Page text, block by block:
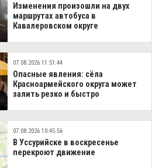
Изменения произошли на двух
маршрутах автобуса в
Кавалеровском округе
07.08.2026 11:51:44
Опасные явления: сёла
Красноармейского округа может
залить резко и быстро
07.08.2026 10:45:56
В Уссурийске в воскресенье
перекроют движение